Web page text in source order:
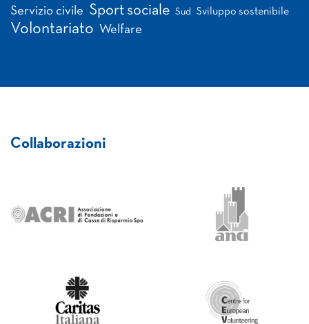
Servizio civile Sport sociale Sud Sviluppo sostenibile
Volontariato Welfare
Collaborazioni